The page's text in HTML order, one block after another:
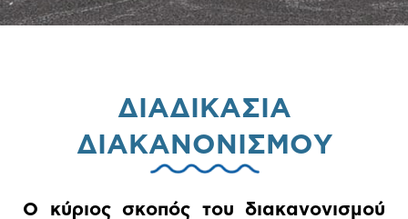
ΔΙΑΔΙΚΑΣΙΑ
ΔΙΑΚΑΝΟΝΙΣΜΟΥ
Ο κύριος σκοπός του διακανονισμού